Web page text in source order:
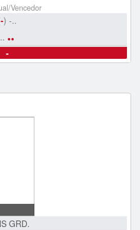
Vencedor
-) -..
.. ..
-
GRD.